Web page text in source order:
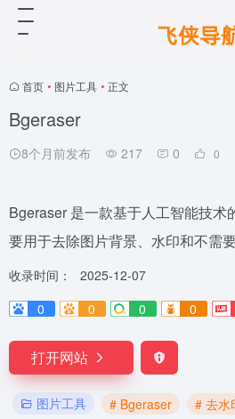
首页 • 图片工具 • 正文
Bgeraser
8个月前发布 217 0 0
Bgeraser 是一款基于人工智能技术
要用于去除图片背景、水印和不需要
收录时间：
2025-12-07
0
0 0 0
打开网站
图片工具 # Bgeraser # 去水